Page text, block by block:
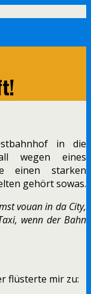
in die
wegen eines
einen starken
gehört sowas.
vouan in da City,
wenn der Bahn
flüsterte mir zu: